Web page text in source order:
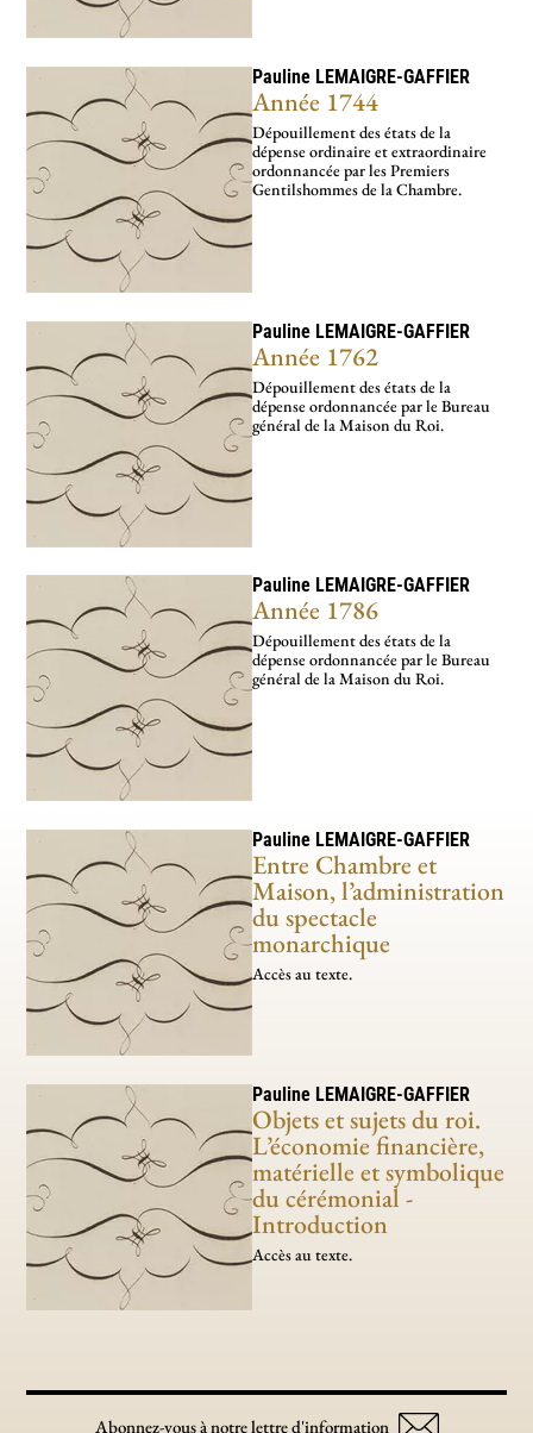
Pauline LEMAIGRE-GAFFIER
Année 1744
Dépouillement des états de la
dépense ordinaire et extraordinaire
ordonnancée par les Premiers
Gentilshommes de la Chambre.
Pauline LEMAIGRE-GAFFIER
Année 1762
Dépouillement des états de la
dépense ordonnancée par le Bureau
général de la Maison du Roi.
Pauline LEMAIGRE-GAFFIER
Année 1786
Dépouillement des états de la
dépense ordonnancée par le Bureau
général de la Maison du Roi.
Pauline LEMAIGRE-GAFFIER
Entre Chambre et
Maison, l’administration
du spectacle
monarchique
Accès au texte.
Pauline LEMAIGRE-GAFFIER
Objets et sujets du roi.
L’économie financière,
matérielle et symbolique
du cérémonial -
Introduction
Accès au texte.
Abonnez-vous à notre lettre d'information